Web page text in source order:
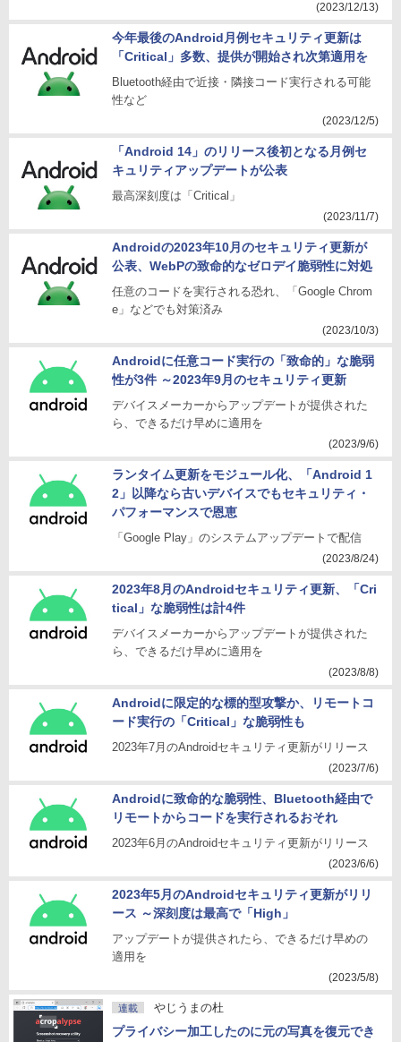
(2023/12/13)
今年最後のAndroid月例セキュリティ更新は
「Critical」多数、提供が開始され次第適用を
Bluetooth経由で近接・隣接コード実行される可能
性など
(2023/12/5)
「Android 14」のリリース後初となる月例セ
キュリティアップデートが公表
最高深刻度は「Critical」
(2023/11/7)
Androidの2023年10月のセキュリティ更新が
公表、WebPの致命的なゼロデイ脆弱性に対処
任意のコードを実行される恐れ、「Google Chrom
e」などでも対策済み
(2023/10/3)
Androidに任意コード実行の「致命的」な脆弱
性が3件 ～2023年9月のセキュリティ更新
デバイスメーカーからアップデートが提供された
ら、できるだけ早めに適用を
(2023/9/6)
ランタイム更新をモジュール化、「Android 1
2」以降なら古いデバイスでもセキュリティ・
パフォーマンスで恩恵
「Google Play」のシステムアップデートで配信
(2023/8/24)
2023年8月のAndroidセキュリティ更新、「Cri
tical」な脆弱性は計4件
デバイスメーカーからアップデートが提供された
ら、できるだけ早めに適用を
(2023/8/8)
Androidに限定的な標的型攻撃か、リモートコ
ード実行の「Critical」な脆弱性も
2023年7月のAndroidセキュリティ更新がリリース
(2023/7/6)
Androidに致命的な脆弱性、Bluetooth経由で
リモートからコードを実行されるおそれ
2023年6月のAndroidセキュリティ更新がリリース
(2023/6/6)
2023年5月のAndroidセキュリティ更新がリリ
ース ～深刻度は最高で「High」
アップデートが提供されたら、できるだけ早めの
適用を
(2023/5/8)
連載 やじうまの杜
プライバシー加工したのに元の写真を復元でき